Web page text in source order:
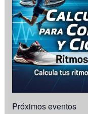
Próximos eventos